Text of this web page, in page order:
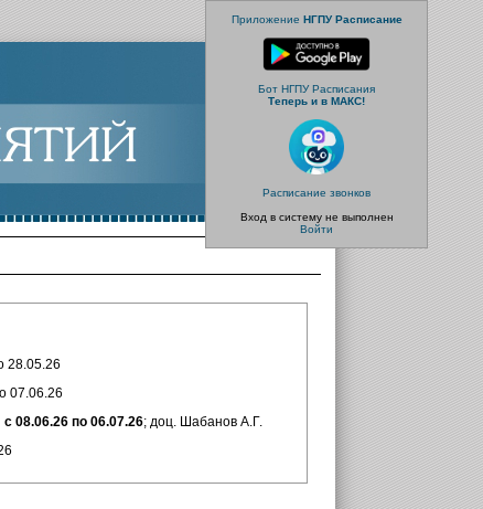
Приложение НГПУ Расписание
Бот НГПУ Расписания
Теперь и в МАКС!
Расписание звонков
Вход в систему не выполнен
Войти
28.05.26
07.06.26
08.06.26 по 06.07.26; доц. Шабанов А.Г.